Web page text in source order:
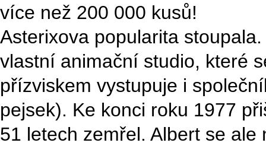
více než 200 000 kusů!
Asterixova popularita
vlastní animační studio, které
přízviskem vystupuje i
pejsek). Ke konci roku 1977
51 letech zemřel. Albert se